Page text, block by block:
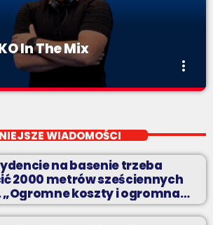
In The Mix
more_vert
beatów.
WIADOMOŚCI
na basenie trzeba
2000 metrów sześciennych
„Ogromne koszty i ogromna